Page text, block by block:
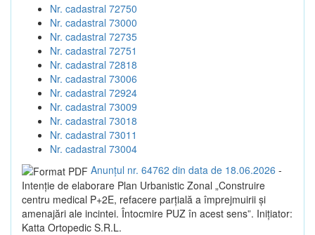
Nr. cadastral 72750
Nr. cadastral 73000
Nr. cadastral 72735
Nr. cadastral 72751
Nr. cadastral 72818
Nr. cadastral 73006
Nr. cadastral 72924
Nr. cadastral 73009
Nr. cadastral 73018
Nr. cadastral 73011
Nr. cadastral 73004
Anunțul nr. 64762 din data de 18.06.2026 -
Intenție de elaborare Plan Urbanistic Zonal „Construire
centru medical P+2E, refacere parțială a împrejmuirii și
amenajări ale incintei. Întocmire PUZ în acest sens”. Inițiator:
Katta Ortopedic S.R.L.